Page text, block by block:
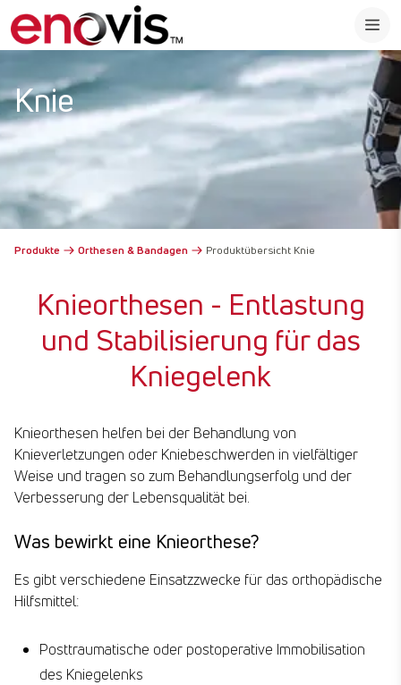
Knie
Produkte Orthesen & Bandagen Produktübersicht Knie
Knieorthesen - Entlastung
und Stabilisierung für das
Kniegelenk
Knieorthesen helfen bei der Behandlung von
Knieverletzungen oder Kniebeschwerden in vielfältiger
Weise und tragen so zum Behandlungserfolg und der
Verbesserung der Lebensqualität bei.
Was bewirkt eine Knieorthese?
Es gibt verschiedene Einsatzzwecke für das orthopädische
Hilfsmittel:
Posttraumatische oder postoperative Immobilisation
des Kniegelenks